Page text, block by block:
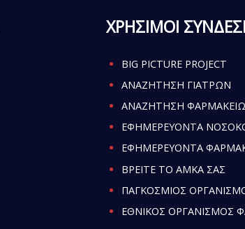
ΧΡΗΣΙΜΟΙ
BIG PICTURE PROJECT
ΑΝΑΖΗΤΗΣΗ ΓΙΑΤΡΩΝ
ΑΝΑΖΗΤΗΣΗ
ΕΦΗΜΕΡΕΥΟΝΤΑ
ΕΦΗΜΕΡΕΥΟΝΤΑ
ΒΡΕΙΤΕ ΤΟ ΑΜΚΑ ΣΑΣ
ΠΑΓΚΟΣΜΙΟΣ
ΕΘΝΙΚΟΣ ΟΡΓΑΝΙΣΜΟΣ